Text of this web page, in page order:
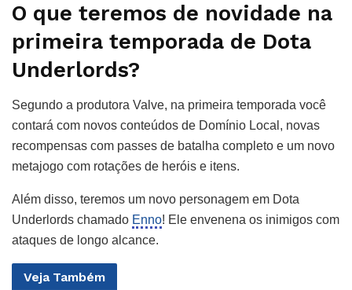
O que teremos de novidade na
primeira temporada de Dota
Underlords?
Segundo a produtora Valve, na primeira temporada você
contará com novos conteúdos de Domínio Local, novas
recompensas com passes de batalha completo e um novo
metajogo com rotações de heróis e itens.
Além disso, teremos um novo personagem em Dota
Underlords chamado Enno! Ele envenena os inimigos com
ataques de longo alcance.
Veja Também